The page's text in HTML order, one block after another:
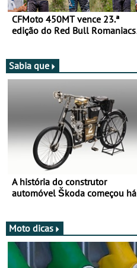
CFMoto 450MT vence 23.ª
edição do Red Bull Romaniacs
Sabia que
A história do construtor
automóvel Škoda começou há
Moto dicas